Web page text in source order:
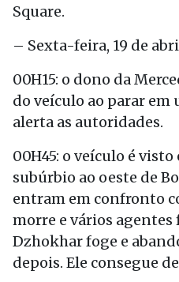
Square.
– Sexta-feira, 19 de
00H15: o dono da
do veículo ao parar em
alerta as autoridades.
00H45: o veículo é
subúrbio ao oeste de
entram em confronto
morre e vários agentes
Dzhokhar foge e
depois. Ele consegue